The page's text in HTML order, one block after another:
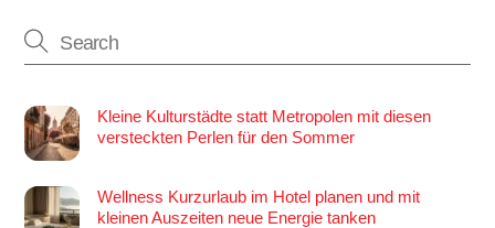
Kleine Kulturstädte statt Metropolen mit diesen
versteckten Perlen für den Sommer
Wellness Kurzurlaub im Hotel planen und mit
kleinen Auszeiten neue Energie tanken